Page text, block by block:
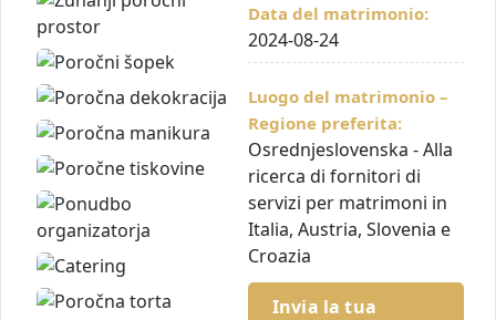
Data del matrimonio:
2024-08-24
Luogo del matrimonio –
Regione preferita:
Osrednjeslovenska - Alla
ricerca di fornitori di
servizi per matrimoni in
Italia, Austria, Slovenia e
Croazia
Invia la tua